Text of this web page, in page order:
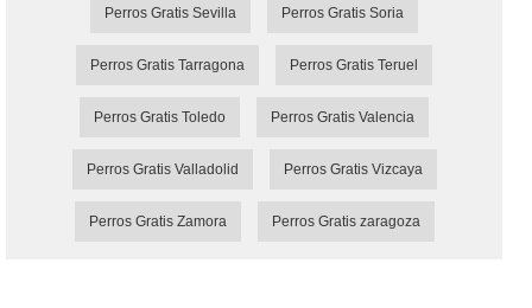
Perros Gratis Sevilla Perros Gratis Soria
Perros Gratis Tarragona Perros Gratis Teruel
Perros Gratis Toledo Perros Gratis Valencia
Perros Gratis Valladolid Perros Gratis Vizcaya
Perros Gratis Zamora Perros Gratis zaragoza